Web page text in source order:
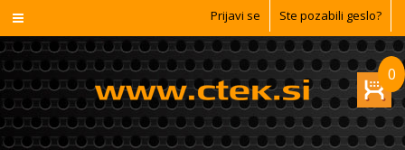
Prijavi se Ste pozabili geslo?
0